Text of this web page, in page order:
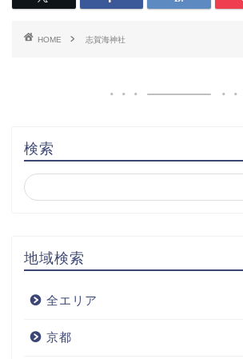
HOME 志賀海神社
検索
地域検索
全エリア
京都